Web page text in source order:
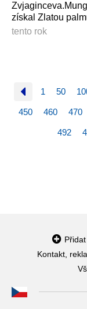
získal Zlatou
tento rok
1 50
450 460 470
492
Kontakt,